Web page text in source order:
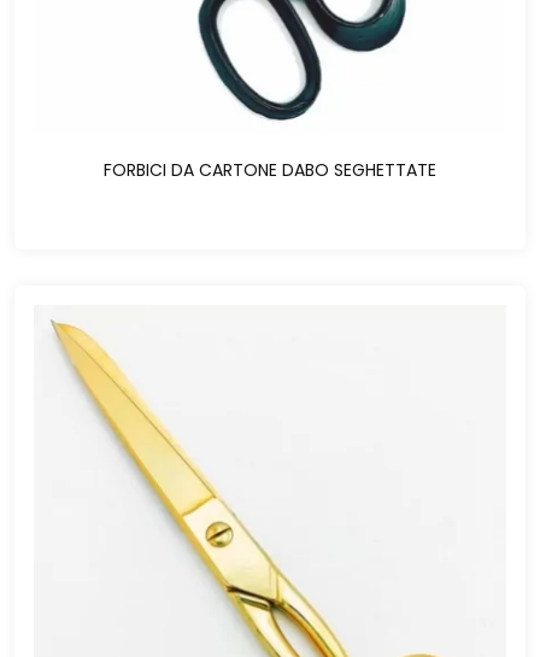
FORBICI DA CARTONE DABO SEGHETTATE